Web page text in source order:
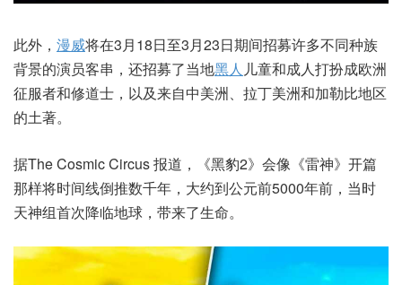
此外， 漫威将在3月18日至3月23日期间招募许多不同种族
背景的演员客串，还招募了当地黑人 儿童和成人打扮成欧洲
征服者和修道士，以及来自中美洲、拉丁美洲和加勒比地区
的土著。
据The Cosmic Circus 报道，《黑豹2》会像《雷神》开篇
那样将时间线倒推数千年，大约到公元前5000年前，当时
天神组首次降临地球，带来了生命。